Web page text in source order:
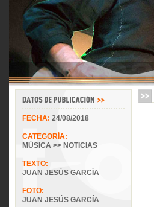
FECHA: 24/08/2018
CATEGORÍA:
MÚSICA >> NOTICIAS
TEXTO:
JUAN JESÚS GARCÍA
FOTO:
JUAN JESÚS GARCÍA